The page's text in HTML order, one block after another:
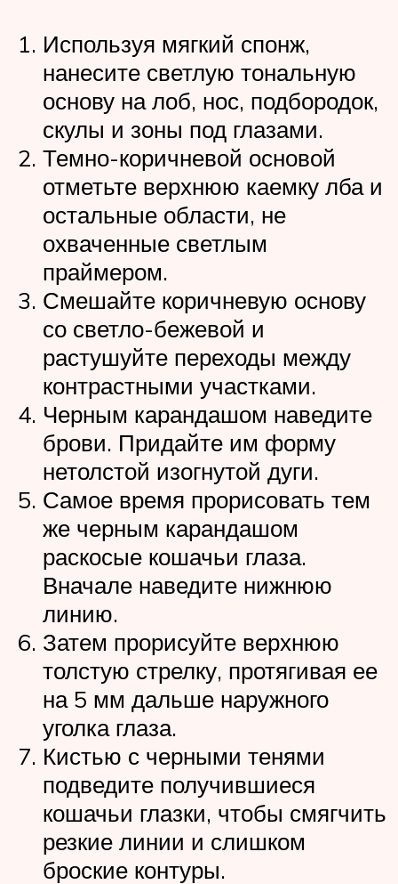
Используя мягкий спонж,
нанесите светлую тональную
основу на лоб, нос, подбородок,
скулы и зоны под глазами.
Темно-коричневой основой
отметьте верхнюю каемку лба и
остальные области, не
охваченные светлым
праймером.
Смешайте коричневую основу
со светло-бежевой и
растушуйте переходы между
контрастными участками.
Черным карандашом наведите
брови. Придайте им форму
нетолстой изогнутой дуги.
Самое время прорисовать тем
же черным карандашом
раскосые кошачьи глаза.
Вначале наведите нижнюю
линию.
Затем прорисуйте верхнюю
толстую стрелку, протягивая ее
на 5 мм дальше наружного
уголка глаза.
Кистью с черными тенями
подведите получившиеся
кошачьи глазки, чтобы смягчить
резкие линии и слишком
броские контуры.